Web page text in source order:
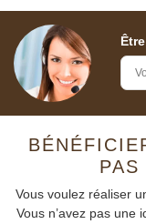
PAS
Vous voulez réaliser
Vous n’avez pas une